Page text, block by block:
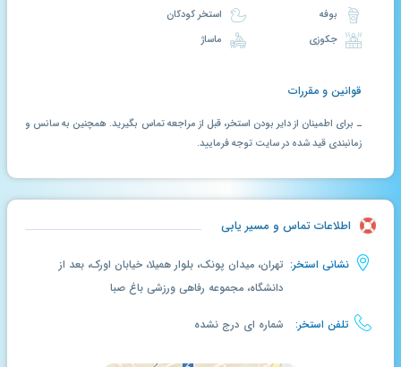
جکوزی
قوانین و مقررات
ـ برای اطمینان از دایر بودن استخر، قبل از مراجعه تماس بگیرید. همچنین به سانس و
زمانبندی قید شده در سایت توجه فرمایید.
اطلاعات تماس و مسیر یابی
نشانی استخر: تهران، میدان پونک، بلوار همیلا، خیابان اورک، بعد از
دانشگاه، مجموعه رفاهی ورزشی باغ صبا
تلفن استخر: شماره ای درج نشده